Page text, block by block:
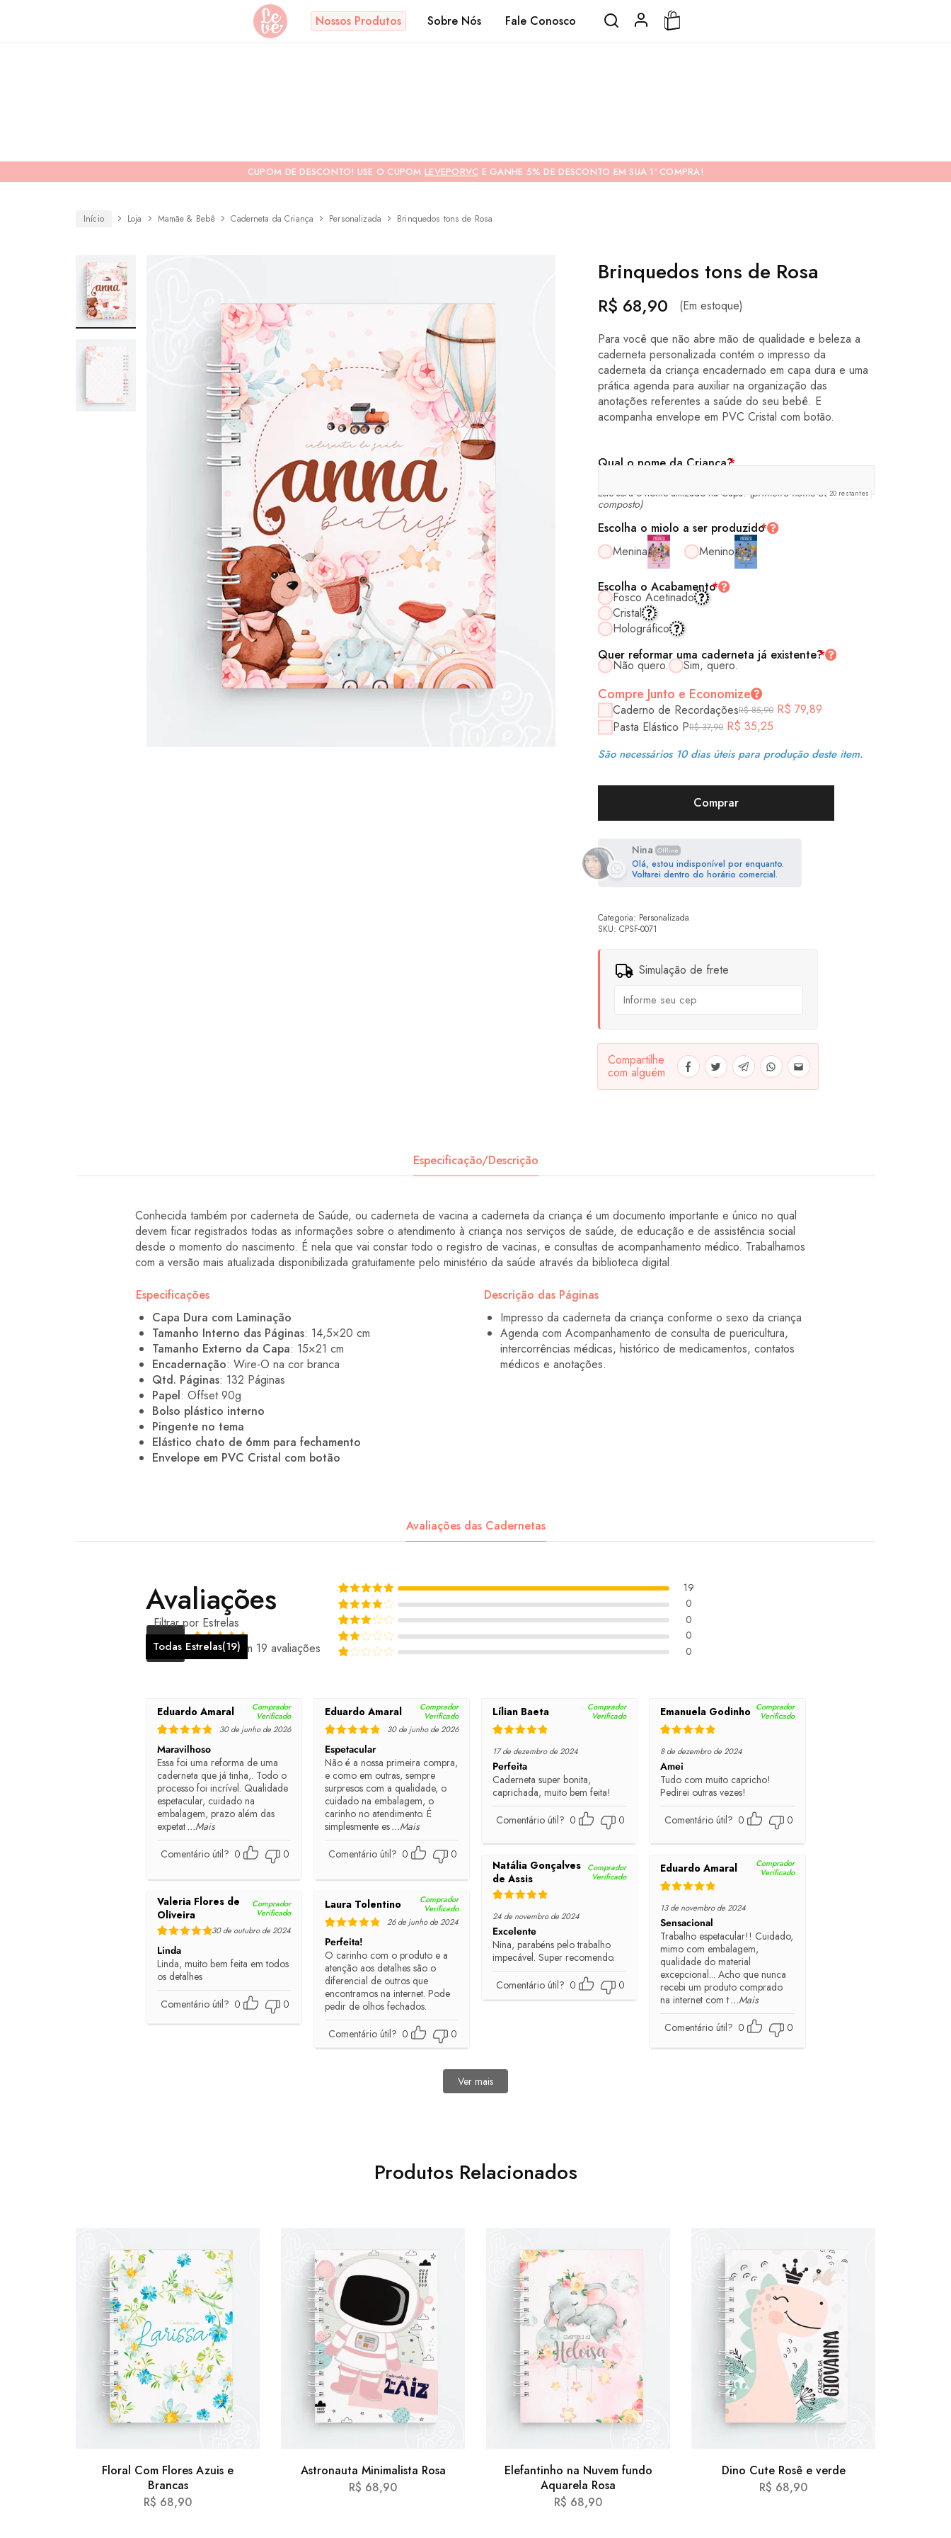
Leve
"por
Lembranças
Especiais
Nossos Produtos
Personalizada
Sobre Nós Fale Conosco
CUPOM DE DESCONTO! USE O CUPOMLEVEPORVC E GANHE 5% DE DESCONTO EM SUA 1ª COMPRA!
Início Loja Mamãe & Bebê Caderneta da Criança Personalizada Brinquedos tons de Rosa
Brinquedos tons de Rosa
R$ 68,90 (Em estoque)
Para você que não abre mão de qualidade e beleza a
caderneta personalizada contém o impresso da
caderneta da criança encadernado em capa dura e uma
prática agenda para auxiliar na organização das
anotações referentes a saúde do seu bebê. E
acompanha envelope em PVC Cristal com botão.
*
Qual o nome da Criança?
Este será o nome utilizado na Capa! (primeiro nome ou nome
composto)
20 restantes
*
Escolha o miolo a ser produzido
Menina
Menino
*
Escolha o Acabamento
Fosco Acetinado
Cristal
Holográfico
*
Quer reformar uma caderneta já existente?
Não quero. Sim, quero.
Compre Junto e Economize
Caderno de RecordaçõesR$85,90 R$ 79,89
Pasta Elástico PR$37,90 R$ 35,25
São necessários 10 dias úteis para produção deste item.
Comprar
Nina Offline
Olá, estou indisponível por enquanto.
Voltarei dentro do horário comercial.
SKU: CPSF-0071
Categoria: Personalizada
Simulação de frete
Compartilhe
com alguém
Especificação/Descrição
Conhecida também por caderneta de Saúde, ou caderneta de vacina a caderneta da criança é um documento importante e único no qual
devem ficar registrados todas as informações sobre o atendimento à criança nos serviços de saúde, de educação e de assistência social
desde o momento do nascimento. É nela que vai constar todo o registro de vacinas, e consultas de acompanhamento médico. Trabalhamos
com a versão mais atualizada disponibilizada gratuitamente pelo ministério da saúde através da biblioteca digital.
Especificações
Capa Dura com Laminação
Tamanho Interno das Páginas: 14,5×20 cm
Tamanho Externo da Capa: 15×21 cm
Encadernação: Wire-O na cor branca
Qtd. Páginas: 132 Páginas
Papel: Offset 90g
Bolso plástico interno
Pingente no tema
Elástico chato de 6mm para fechamento
Envelope em PVC Cristal com botão
Descrição das Páginas
Impresso da caderneta da criança conforme o sexo da criança
Agenda com Acompanhamento de consulta de puericultura,
intercorrências médicas, histórico de medicamentos, contatos
médicos e anotações.
Avaliações das Cadernetas
Avaliações
5.00 Rated5out of 5
Baseado em 19 avaliações
Rated5out of 5
19
Rated4out of 5
0
Rated3out of 5
0
Rated2out of 5
0
0
Filtrar por Estrelas
Todas Estrelas(19)
Eduardo Amaral
Comprador
Verificado
Rated5out of 5
30 de junho de 2026
Maravilhoso
Essa foi uma reforma de uma
caderneta que já tinha,. Todo o
processo foi incrível. Qualidade
espetacular, cuidado na
embalagem, prazo além das
expetat...Mais
Comentário útil? 0 0
Eduardo Amaral
Comprador
Verificado
Rated out of 5
30 de junho de 2026
Espetacular
Não é a nossa primeira compra,
e como em outras, sempre
surpresos com a qualidade, o
cuidado na embalagem, o
carinho no atendimento. É
simplesmente es...Mais
Comentário útil? 0 0
Lílian Baeta
Comprador
Verificado
17 de dezembro de 2024
Perfeita
Caderneta super bonita,
caprichada, muito bem feita!
Comentário útil? 0 0
Emanuela Godinho Comprador
Verificado
8 de dezembro de 2024
Amei
Tudo com muito capricho!
Pedirei outras vezes!
Comentário útil? 0 0
Natália Gonçalves
de Assis
Comprador
Verificado
24 de novembro de 2024
Excelente
Nina, parabéns pelo trabalho
impecável. Super recomendo.
Comentário útil? 0 0
Eduardo Amaral
Comprador
Verificado
13 de novembro de 2024
Sensacional
Trabalho espetacular!! Cuidado,
mimo com embalagem,
qualidade do material
excepcional... Acho que nunca
recebi um produto comprado
na internet com t...Mais
Comentário útil? 0 0
Valeria Flores de
Oliveira
Comprador
Verificado
Rated
30 de outubro de 2024
Linda
Linda, muito bem feita em todos
os detalhes
Comentário útil? 0 0
Laura Tolentino
Comprador
Verificado
Rated out of 5
26 de junho de 2024
Perfeita!
O carinho com o produto e a
atenção aos detalhes são o
diferencial de outros que
encontramos na internet. Pode
pedir de olhos fechados.
Comentário útil? 0 0
Ver mais
Produtos Relacionados
Floral Com Flores Azuis e
Brancas
R$ 68,90
Astronauta Minimalista Rosa
R$ 68,90
Elefantinho na Nuvem fundo
Aquarela Rosa
R$ 68,90
Dino Cute Rosê e verde
R$ 68,90